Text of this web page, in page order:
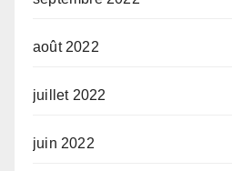
août 2022
juillet 2022
juin 2022